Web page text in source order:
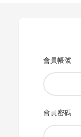
會員帳號
會員密碼